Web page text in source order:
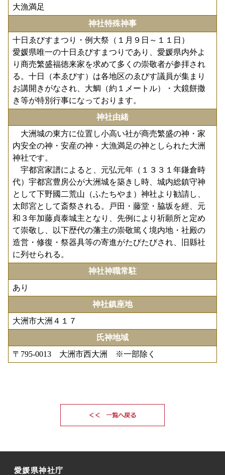
大漁満足
神社特殊神事
十日ゑびすまつり・例大祭（１月９日～１１日）
愛媛県唯一の十日ゑびすまつりであり、愛媛県内外よ
り商売繁盛福徳来家を求めて多くの崇敬者が参拝され
る。十日（本ゑびす）は各地区のゑびす議員が集まり
お講開きがなされ、大鯛（約１メートル）・大鏡餅撒
き等が特別行事になっております。
神社由緒
大洲城の東方に位置し小高い社が商売繁盛の神・家
内安全の神・安産の神・大漁満足の神としられた大洲
神社です。
宇都宮家譜によると、元弘元年（１３３１年鎌倉時
代）宇都宮豊房公が大洲城を築きし時、城内総鎮守神
として下野國二荒山（ふたちやま）神社より勧請し、
太郎宮として斎祭される。戸田・藤堂・脇坂を經、元
和３年加藤貞泰城主となり、先例により祈願所と定め
て崇敬し、以下歴代の藩主の崇敬篤く境内地・社殿の
造営・修復・祭器具等の寄進がたびたびされ、旧縣社
に列せられる。
神社神職常駐
あり
神社鎮座地
大洲市大洲４１７
氏神地域
〒795-0013 大洲市西大洲 ※一部除く
愛媛県神社庁